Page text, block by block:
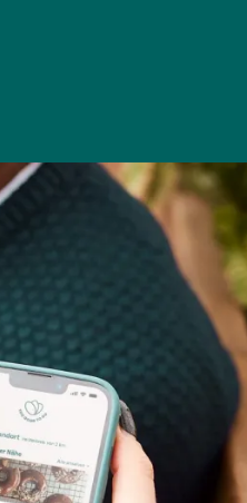
2
reserviere dein Essen